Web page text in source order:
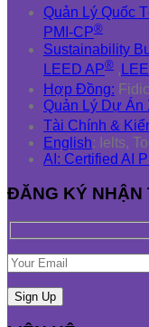
Quản Lý Quốc
PMI-CP®
Sustainability
LEED AP® ,
Hợp Đồng: Fidic
Quản Lý Dự Án
Tài Chính &
English: Ielts,
AI: Certified AI
ĐĂNG KÝ NHẬN